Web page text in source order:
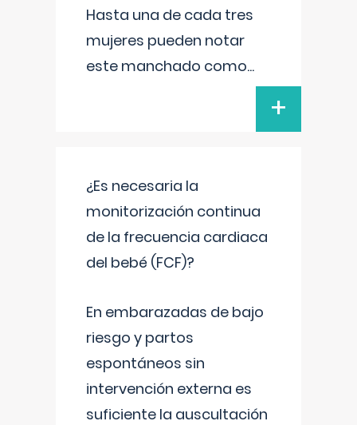
Hasta una de cada tres
mujeres pueden notar
este manchado como...
+
¿Es necesaria la
monitorización continua
de la frecuencia cardiaca
del bebé (FCF)?
En embarazadas de bajo
riesgo y partos
espontáneos sin
intervención externa es
suficiente la auscultación